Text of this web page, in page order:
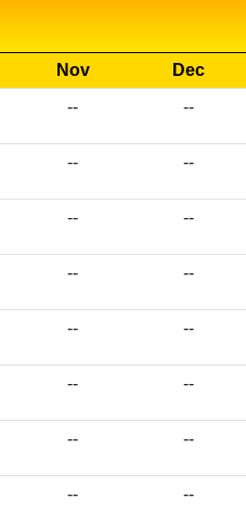
Nov
Dec
-- --
-- --
-- --
-- --
-- --
-- --
-- --
-- --